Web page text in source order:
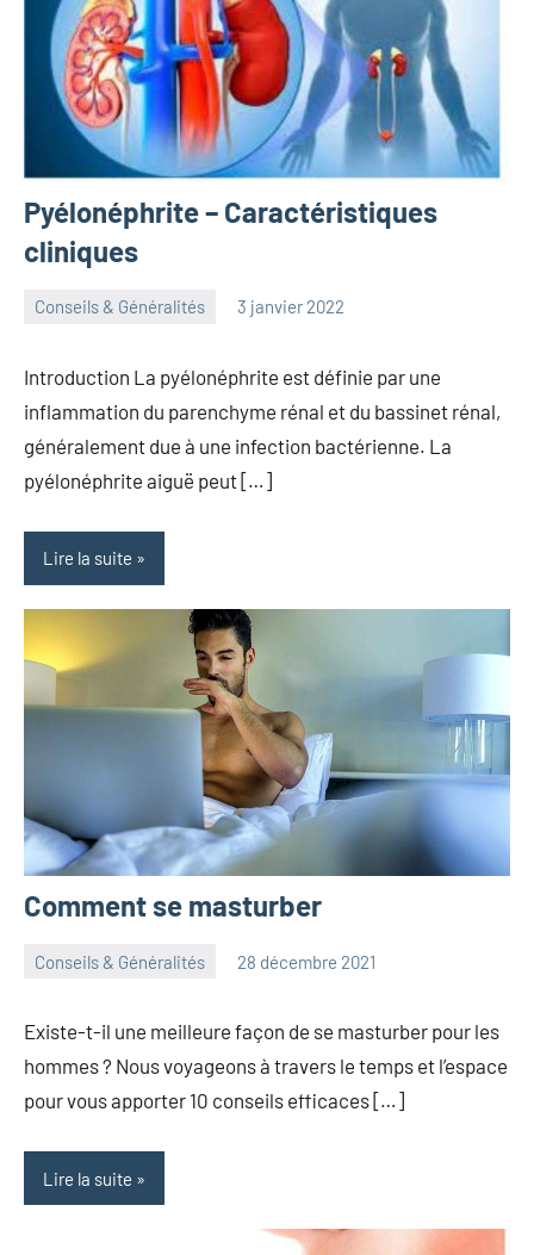
Pyélonéphrite – Caractéristiques
cliniques
Conseils & Généralités 3 janvier 2022
Introduction La pyélonéphrite est définie par une
inflammation du parenchyme rénal et du bassinet rénal,
généralement due à une infection bactérienne. La
pyélonéphrite aiguë peut […]
Lire la suite
Comment se masturber
Conseils & Généralités 28 décembre 2021
Existe-t-il une meilleure façon de se masturber pour les
hommes ? Nous voyageons à travers le temps et l’espace
pour vous apporter 10 conseils efficaces […]
Lire la suite